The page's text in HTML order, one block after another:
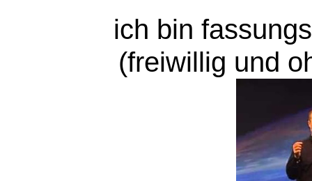
ich bin
(freiwillig und